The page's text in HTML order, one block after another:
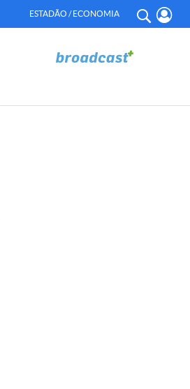
ESTADÃO / ECONOMIA